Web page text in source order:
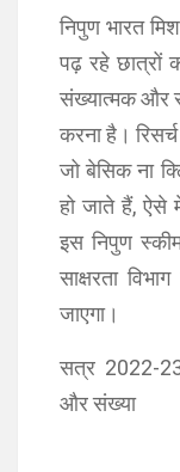
निपुण भारत
पढ़ रहे छात्रों
संख्यात्मक और
करना है।
जो बेसिक ना
हो जाते हैं, ऐसे
इस निपुण
साक्षरता
जाएगा।
सत्र 2022-23
और संख्या